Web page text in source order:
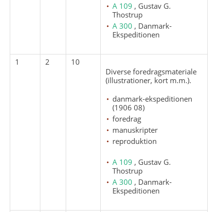
A 109 , Gustav G.
Thostrup
A 300 , Danmark-
Ekspeditionen
1 2
10
Diverse foredragsmateriale
(illustrationer, kort m.m.).
danmark-ekspeditionen
(1906 08)
foredrag
manuskripter
reproduktion
A 109 , Gustav G.
Thostrup
A 300 , Danmark-
Ekspeditionen